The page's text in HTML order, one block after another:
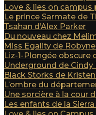
Love & lies on campus
Le prince Sarmate de
Tsahan d’Alex Parker
Du nouveau chez
Miss Egality de
Liz-1-Plongée obscure
Underground de Cindy
Black Storks de
L’ombre du
Une sorcière à la cour
Les enfants de la